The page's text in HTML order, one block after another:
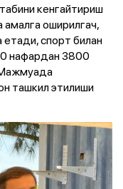
кенгайтириш
оширилгач,
етади, спорт билан
нафардан 3800
ташкил этилиши